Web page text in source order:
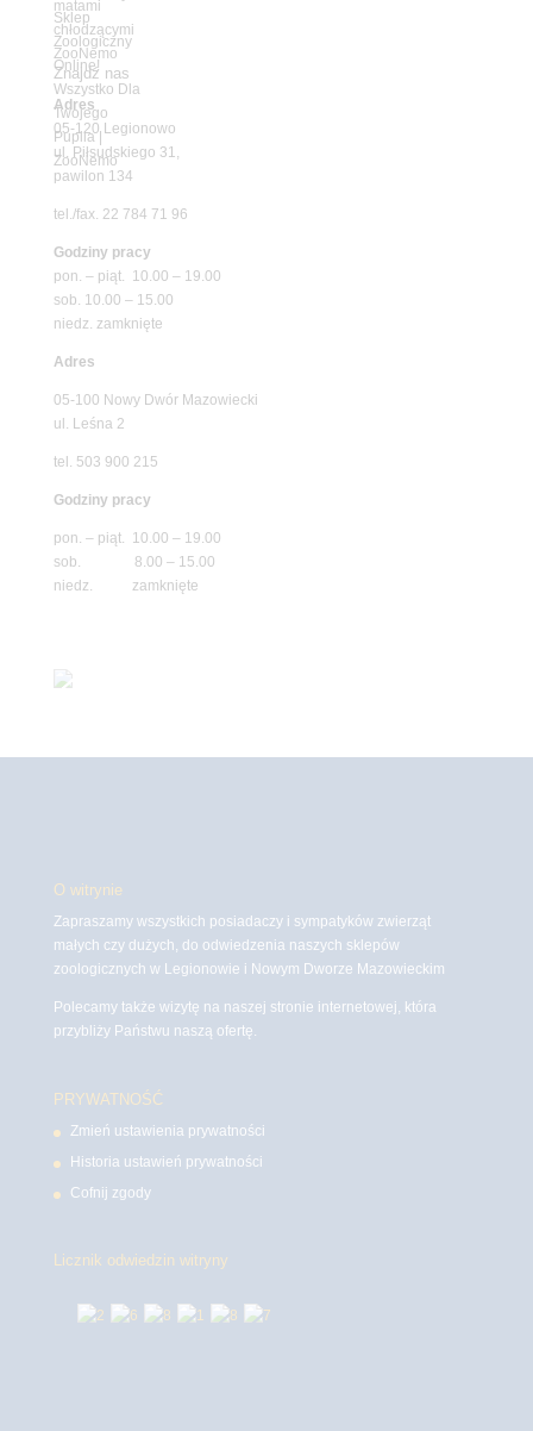
Znajdź nas
Adres
05-120 Legionowo
ul. Piłsudskiego 31,
pawilon 134
tel./fax. 22 784 71 96
Godziny pracy
pon. – piąt. 10.00 – 19.00
sob. 10.00 – 15.00
niedz. zamknięte
Adres
05-100 Nowy Dwór Mazowiecki
ul. Leśna 2
tel. 503 900 215
Godziny pracy
pon. – piąt. 10.00 – 19.00
sob. 8.00 – 15.00
niedz. zamknięte
O witrynie
Zapraszamy wszystkich posiadaczy i sympatyków zwierząt
małych czy dużych, do odwiedzenia naszych sklepów
zoologicznych w Legionowie i Nowym Dworze Mazowieckim
Polecamy także wizytę na naszej stronie internetowej, która
przybliży Państwu naszą ofertę.
PRYWATNOŚĆ
Zmień ustawienia prywatności
Historia ustawień prywatności
Cofnij zgody
Licznik odwiedzin witryny